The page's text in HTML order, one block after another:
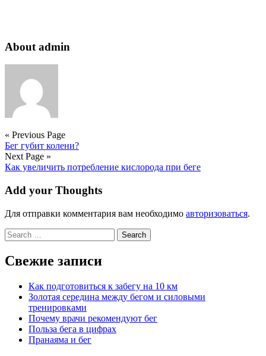
About admin
« Previous Page
Бег губит колени?
Next Page »
Как увеличить потребление кислорода при беге
Add your Thoughts
Для отправки комментария вам необходимо авторизоваться.
Search
for:
Свежие записи
Как подготовиться к забегу на 10 км
Золотая середина между бегом и силовыми
тренировками
Почему врачи рекомендуют бег
Польза бега в цифрах
Пранаяма и бег